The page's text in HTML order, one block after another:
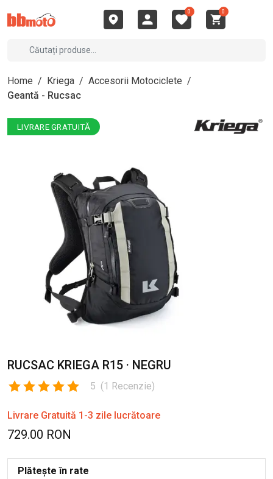
0 0
Home / Kriega / Accesorii Motociclete /
Geantă - Rucsac
LIVRARE GRATUITĂ
RUCSAC KRIEGA R15 · NEGRU
5 (1 Recenzie)
Livrare Gratuită 1-3 zile lucrătoare
729.00 RON
Plătește în rate